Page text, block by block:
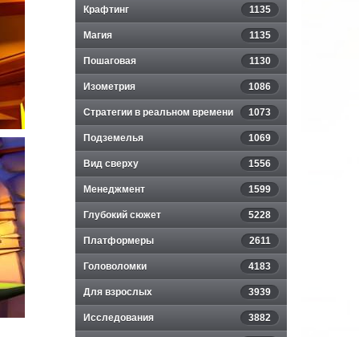
Крафтинг 1135
Магия 1135
Пошаговая 1130
Изометрия 1086
Стратегии в реальном времени 1073
Подземелья 1069
Вид сверху 1556
Менеджмент 1599
Глубокий сюжет 5228
Платформеры 2611
Головоломки 4183
Для взрослых 3939
Исследования 3882